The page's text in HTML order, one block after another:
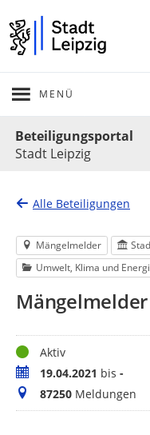
MENÜ
Beteiligungsportal
Stadt Leipzig
Alle Beteiligungen
Mängelmelder
Umwelt, Klima und
StatusAktiv
Zeitraum19.04.2021 bis -
Meldungen
87250 Meldungen